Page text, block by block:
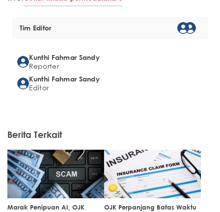
Tim Editor
Kunthi Fahmar Sandy
Reporter
Kunthi Fahmar Sandy
Editor
Berita Terkait
Marak Penipuan AI, OJK
OJK Perpanjang Batas Waktu